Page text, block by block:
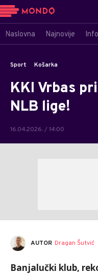
Naslovna Najnovije Info
Sport Košarka
KKI Vrbas
NLB lige!
16.04.2026. / 14:00
AUTOR Dragan Šutvić
Banjalučki klub,